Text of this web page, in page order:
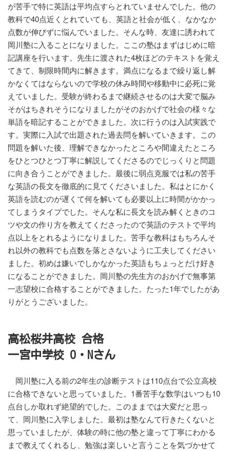
が苦手で特に英語は平均点すらとれていませんでした。他の
教科で40点近くとれていても、英語と社会が低く、なかなか
点数が伸びずに悩んでいました。そんな時、友達に誘われて
岡川塾に入ることになりました。ここの塾はまずはじめに暗
記講座を行います。先生に渡された4枚ほどのテキストを覚え
てきて、制限時間内に解きます。満点になるまで繰り返し解
かなくてはならないので学校の休み時間や移動中に必死に覚
えていました。受験が終わるまで継続させるのは大変で脳み
そがはちきれそうになりましたがそのおかげで社会の様々な
単語を暗記することができました。次に行うのは入試実践で
す。実際に入試で出題された過去問を解いていきます。この
問題を解いた後、理解できなかったところや間違えたところ
をひとつひとつ丁寧に解説してくださるのでじっくりと問題
に向き合うことができました。最後に弱点克服では私の苦手
な英語の長文を徹底的に見てくださいました。私はとにかく
英語を読むのが遅くて何を解いても必要以上に時間がかかっ
てしまうタイプでした。そんな私に長文を読み解くときのコ
ツや文の作り方を教えてくださったので英語のテストで平均
点以上をとれるようになりました。苦手な教科はもちろんそ
れ以外の教科でも点数を落とさないように工夫してください
ました。初めは嫌いでしかなかった英語もちょっとだけ好き
になることができました。岡川塾の先生方のおかげで無事第
一志望校に合格することができました。たった1年でしたがあ
りがとうございました。
高松桜井高校 合格
一宮中学校 O・Nさん
岡川塾に入る前の2年生の診断テストは110点台で公立高校
に合格できないと思っていました。1番苦手な数学はいつも10
点台しか取れず絶望的でした。このままでは大変だと思っ
て、岡川塾に入学しました。最初は塾なんて行きたくないと
思っていましたが、体験の時に他の塾と違って丁寧にわかる
まで教えてくれるし、勉強は楽しいと言うことを気づかせて